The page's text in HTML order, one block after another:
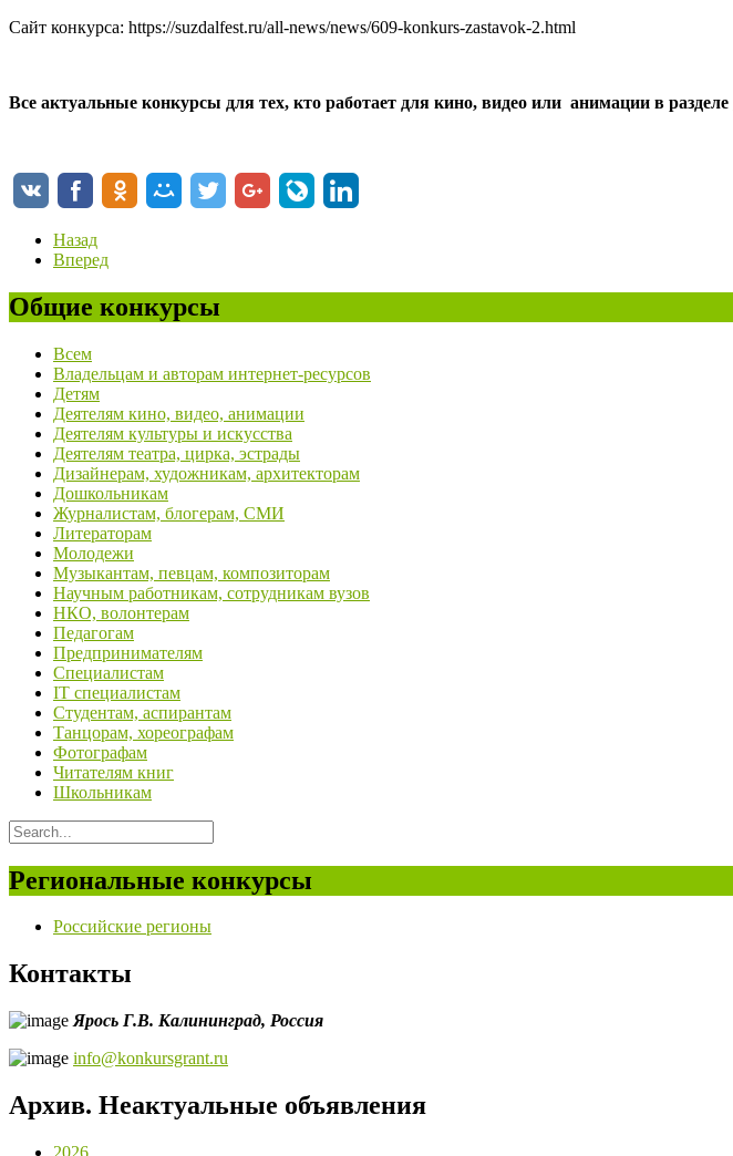
Сайт конкурса: https://suzdalfest.ru/all-news/news/609-konkurs-zastavok-2.html
Все актуальные конкурсы для тех, кто работает для кино, видео или анимации в разделе
Назад
Вперед
Общие конкурсы
Всем
Владельцам и авторам интернет-ресурсов
Детям
Деятелям кино, видео, анимации
Деятелям культуры и искусства
Деятелям театра, цирка, эстрады
Дизайнерам, художникам, архитекторам
Дошкольникам
Журналистам, блогерам, СМИ
Литераторам
Молодежи
Музыкантам, певцам, композиторам
Научным работникам, сотрудникам вузов
НКО, волонтерам
Педагогам
Предпринимателям
Специалистам
IT специалистам
Студентам, аспирантам
Танцорам, хореографам
Фотографам
Читателям книг
Школьникам
Региональные конкурсы
Российские регионы
Контакты
Ярось Г.В. Калининград, Россия
info@konkursgrant.ru
Архив. Неактуальные объявления
2026